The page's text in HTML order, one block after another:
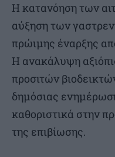
Η κατανόηση των
αύξηση των
πρώιμης έναρξης
Η ανακάλυψη
προσιτών
δημόσιας
καθοριστικά στην
της επιβίωσης.